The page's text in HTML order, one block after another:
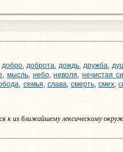
добро,доброта,дождь,дружба,
, мысль, небо,неволя,нечистая
, семья, слава, смерть,смех,
к их ближайшему лексическому